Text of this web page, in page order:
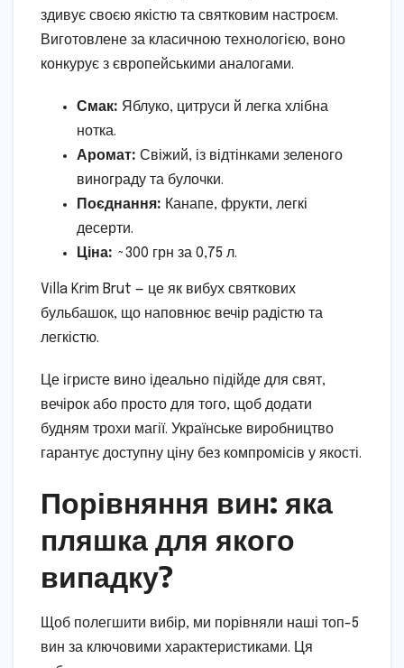
здивує своєю якістю та святковим настроєм.
Виготовлене за класичною технологією, воно
конкурує з європейськими аналогами.
Смак: Яблуко, цитруси й легка хлібна
нотка.
Аромат: Свіжий, із відтінками зеленого
винограду та булочки.
Поєднання: Канапе, фрукти, легкі
десерти.
Ціна: ~300 грн за 0,75 л.
Villa Krim Brut — це як вибух святкових
бульбашок, що наповнює вечір радістю та
легкістю.
Це ігристе вино ідеально підійде для свят,
вечірок або просто для того, щоб додати
будням трохи магії. Українське виробництво
гарантує доступну ціну без компромісів у якості.
Порівняння вин: яка
пляшка для якого
випадку?
Щоб полегшити вибір, ми порівняли наші топ-5
вин за ключовими характеристиками. Ця